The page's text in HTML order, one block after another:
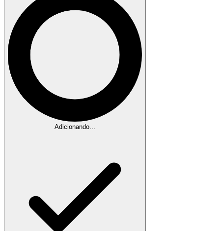
Adicionando...